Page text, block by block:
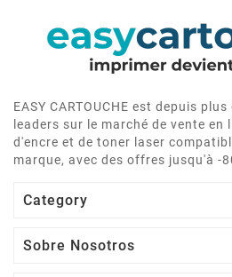
EASY CARTOUCHE est depuis
leaders sur le marché de vente en
d'encre et de toner laser
marque, avec des offres jusqu'à -
Category
Sobre Nosotros